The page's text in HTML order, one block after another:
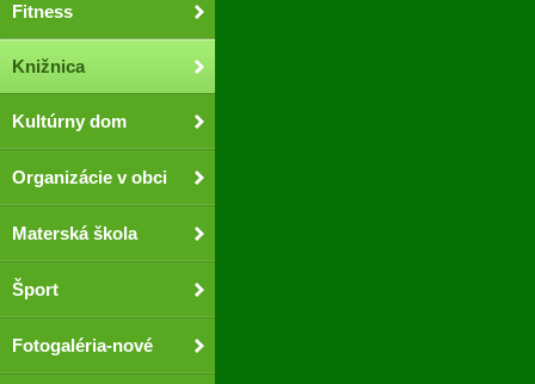
Fitness
Knižnica
Kultúrny dom
Organizácie v obci
Materská škola
Šport
Fotogaléria-nové